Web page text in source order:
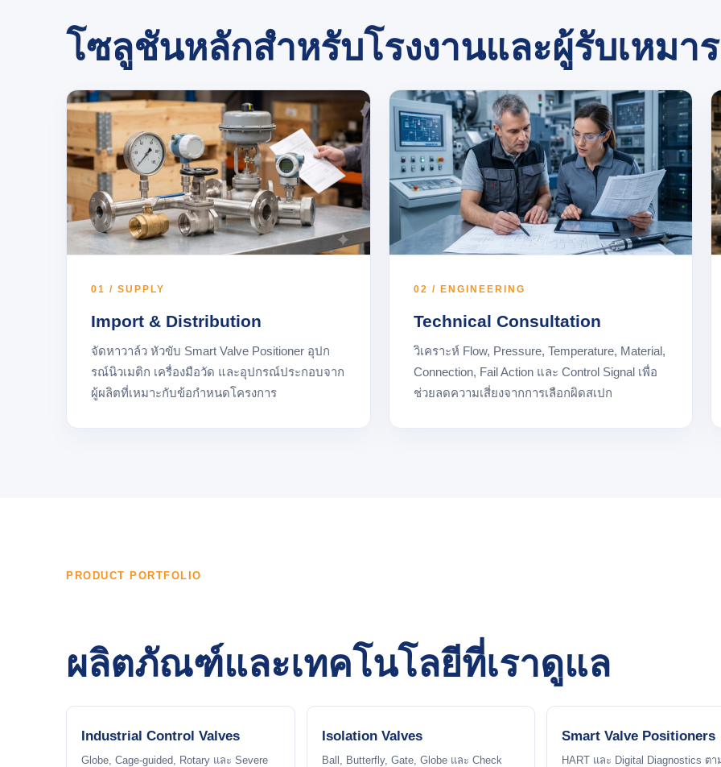
โซลูชันหลักสำหรับโรงงานและผู้รับเหมา
01 / SUPPLY
Import & Distribution
จัดหาวาล์ว หัวขับ Smart Valve Positioner อุปก
รณ์นิวเมติก เครื่องมือวัด และอุปกรณ์ประกอบจาก
ผู้ผลิตที่เหมาะกับข้อกำหนดโครงการ
02 / ENGINEERING
Technical Consultation
วิเคราะห์ Flow, Pressure, Temperature, Material,
Connection, Fail Action และ Control Signal เพื่อ
ช่วยลดความเสี่ยงจากการเลือกผิดสเปก
PRODUCT PORTFOLIO
ผลิตภัณฑ์และเทคโนโลยีที่เราดูแล
Industrial Control Valves
Globe, Cage-guided, Rotary และ Severe
Isolation Valves
Ball, Butterfly, Gate, Globe และ Check
Smart Valve Positioners
HART และ Digital Diagnostics ต